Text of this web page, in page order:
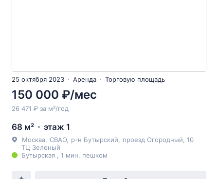
25 октября 2023 Аренда Торговую площадь
150 000 ₽/мес
26 471 ₽ за м²/год
68 м² этаж 1
Москва СВАО р-н Бутырский проезд Огородный , 10
ТЦ Зеленый
Бутырская , 1 мин. пешком